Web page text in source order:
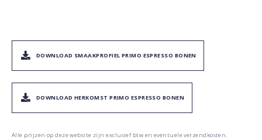
DOWNLOAD SMAAKPROFIEL PRIMO ESPRESSO BONEN
DOWNLOAD HERKOMST PRIMO ESPRESSO BONEN
Alle prijzen op deze website zijn exclusief btw en eventuele verzendkosten.